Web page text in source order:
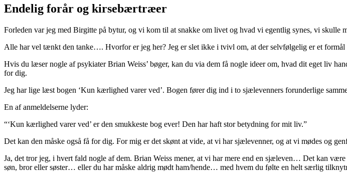
Endelig forår og kirsebærtræer
Forleden var jeg med Birgitte på bytur, og vi kom til at snakke om livet og hvad vi egentlig synes, vi skulle
Alle har vel tænkt den tanke…. Hvorfor er jeg her? Jeg er slet ikke i tvivl om, at der selvfølgelig er et
Hvis du læser nogle af psykiater Brian Weiss’ bøger, kan du via dem få nogle ideer om, hvad dit eget liv
for dig.
Jeg har lige læst bogen ‘Kun kærlighed varer ved’. Bogen fører dig ind i to sjælevenners forunderlige
En af anmeldelserne lyder:
“‘Kun kærlighed varer ved’ er den smukkeste bog ever! Den har haft stor betydning for mit liv.”
Det kan den måske også få for dig. For mig er det skønt at vide, at vi har sjælevenner, og at vi mødes og
Ja, det tror jeg, i hvert fald nogle af dem. Brian Weiss mener, at vi har mere end en sjæleven… Det kan
søn, bror eller søster… eller du har måske aldrig mødt ham/hende… med hvem du følte en helt særlig